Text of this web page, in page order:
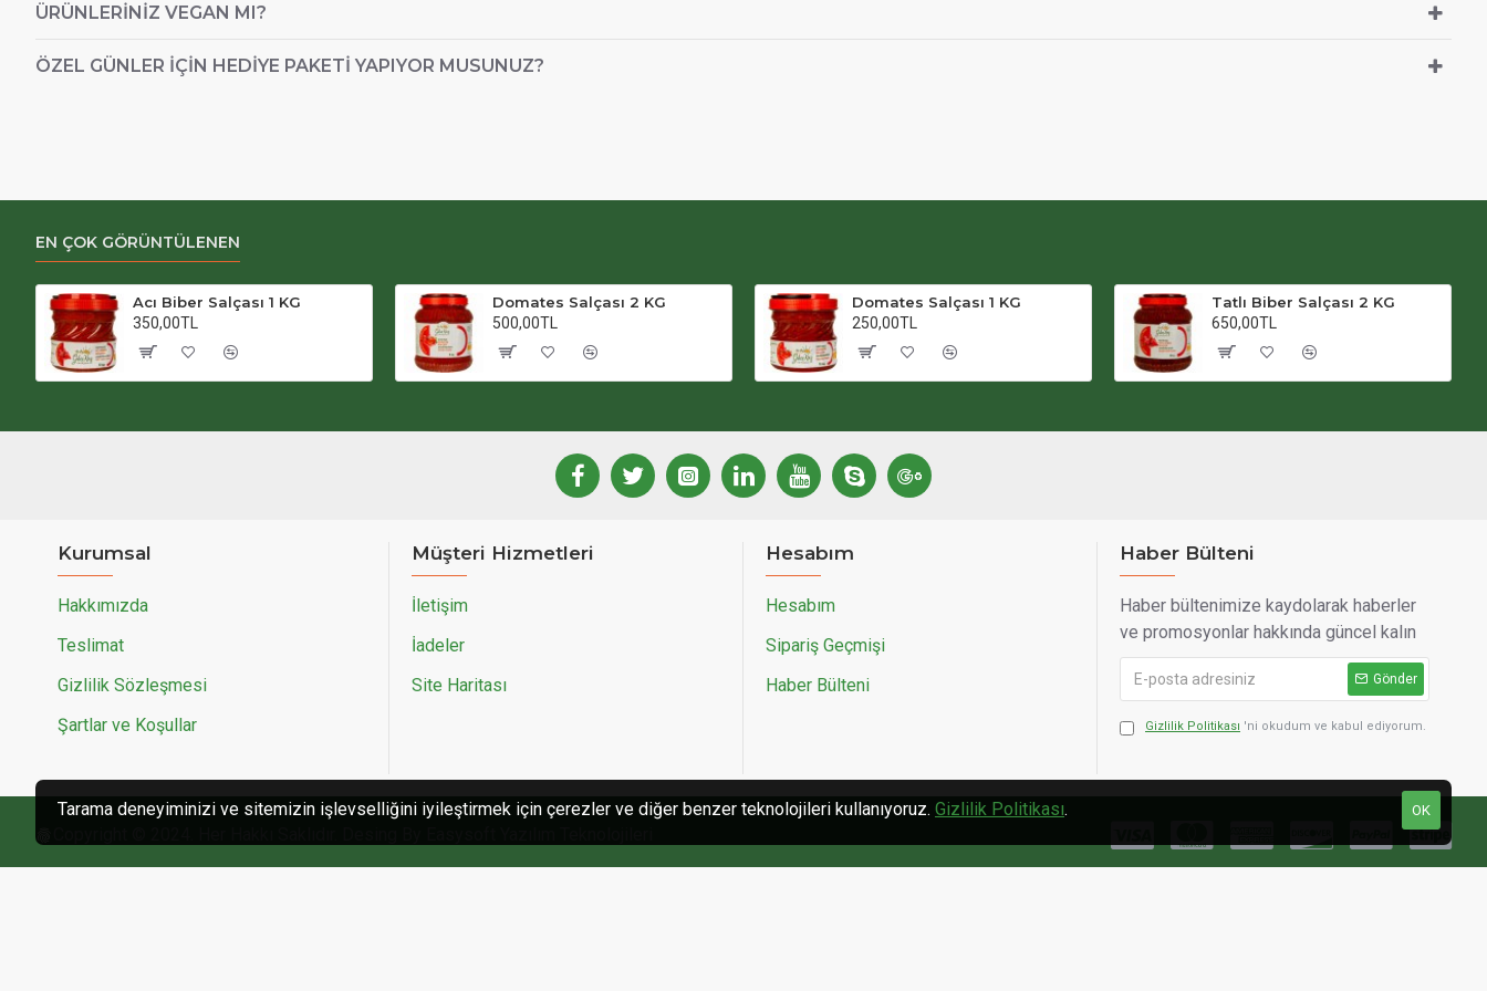
ÜRÜNLERINIZ VEGAN MI?
ÖZEL GÜNLER IÇIN HEDIYE PAKETI YAPIYOR MUSUNUZ?
EN ÇOK GÖRÜNTÜLENEN
Acı Biber Salçası 1 KG
350,00TL
Domates Salçası 2 KG
500,00TL
Domates Salçası 1 KG
250,00TL
Tatlı Biber Salçası 2 KG
650,00TL
Kurumsal
Hakkımızda
Teslimat
Gizlilik Sözleşmesi
Şartlar ve Koşullar
Müşteri Hizmetleri
İletişim
İadeler
Site Haritası
Hesabım
Hesabım
Sipariş Geçmişi
Haber Bülteni
Haber Bülteni
Haber bültenimize kaydolarak haberler
ve promosyonlar hakkında güncel kalın
Gönder
Gizlilik Politikası 'ni okudum ve kabul ediyorum.
OK
Tarama deneyiminizi ve sitemizin işlevselliğini iyileştirmek için çerezler ve diğer benzer teknolojileri kullanıyoruz. Gizlilik Politikası.